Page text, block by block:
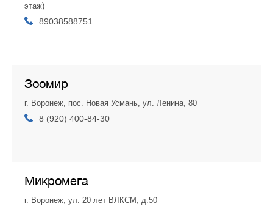
этаж)
89038588751
Зоомир
г. Воронеж, пос. Новая Усмань, ул. Ленина, 80
8 (920) 400-84-30
Микромега
г. Воронеж, ул. 20 лет ВЛКСМ, д.50